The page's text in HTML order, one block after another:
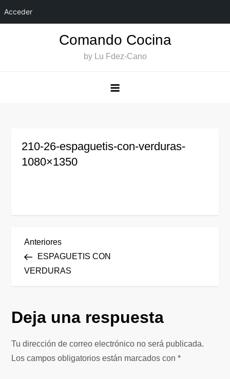
Acceder
Comando Cocina
by Lu Fdez-Cano
210-26-espaguetis-con-verduras-
1080×1350
N
a
e
g
a
Entrada
anterior
Anteriores
ESPAGUETIS CON
VERDURAS
Deja una respuesta
Tu dirección de correo electrónico no será publicada.
Los campos obligatorios están marcados con*